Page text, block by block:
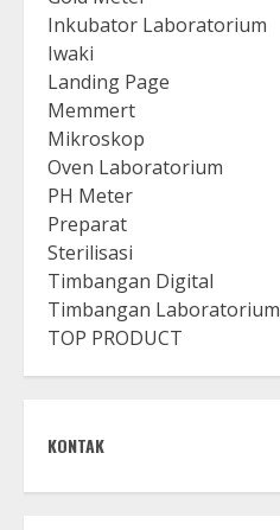
Inkubator Laboratorium
Iwaki
Landing Page
Memmert
Mikroskop
Oven Laboratorium
PH Meter
Preparat
Sterilisasi
Timbangan Digital
Timbangan Laboratorium
TOP PRODUCT
KONTAK